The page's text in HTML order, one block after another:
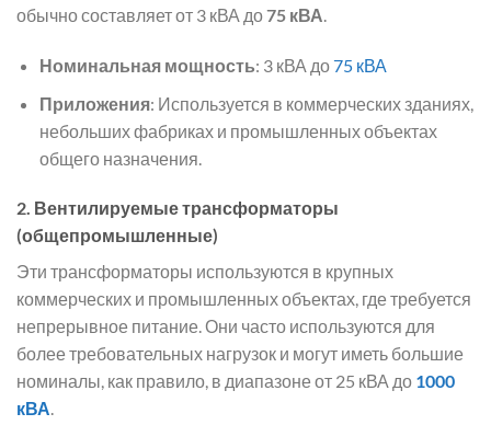
обычно составляет от 3 кВА до75 кВА.
Номинальная мощность: 3 кВА до75 кВА
Приложения: Используется в коммерческих зданиях,
небольших фабриках и промышленных объектах
общего назначения.
2. Вентилируемые трансформаторы
(общепромышленные)
Эти трансформаторы используются в крупных
коммерческих и промышленных объектах, где требуется
непрерывное питание. Они часто используются для
более требовательных нагрузок и могут иметь большие
номиналы, как правило, в диапазоне от 25 кВА до 1000
кВА.